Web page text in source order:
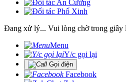
Đang xử lý... Vui lòng chờ trong giây
Menu
Y/c gọi lại
Gọi điện
Facebook